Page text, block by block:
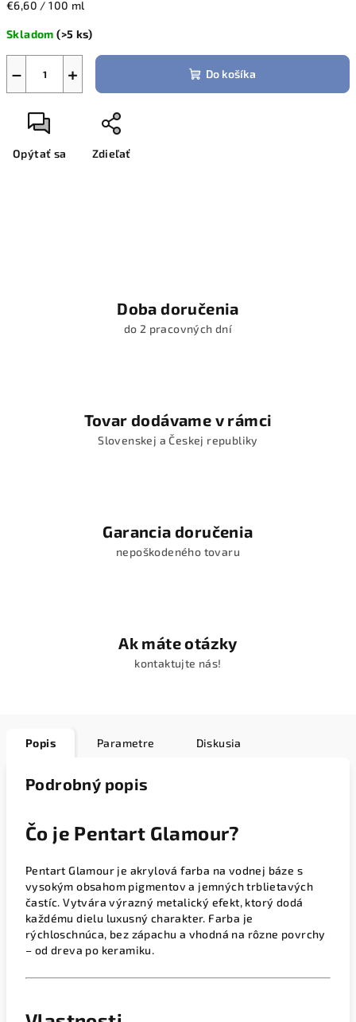
Jednotková
€6,60 / 100 ml
Skladom(>5 ks)
+
− Do košíka
Opýtať sa Zdieľať
Doba doručenia
do 2 pracovných dní
Tovar dodávame v rámci
Slovenskej a Českej republiky
Garancia doručenia
nepoškodeného tovaru
Ak máte otázky
kontaktujte nás!
Popis Parametre Diskusia
Podrobný popis
Čo je Pentart Glamour?
Pentart Glamour je akrylová farba na vodnej báze s
vysokým obsahom pigmentov a jemných trblietavých
častíc. Vytvára výrazný metalický efekt, ktorý dodá
každému dielu luxusný charakter. Farba je
rýchloschnúca, bez zápachu a vhodná na rôzne povrchy
– od dreva po keramiku.